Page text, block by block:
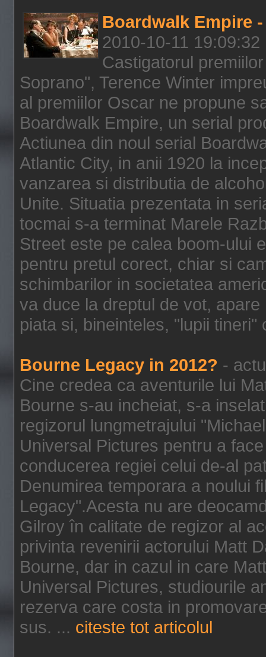
Boardwalk Empire
2010-10-11 19:09:32
Castigatorul
Soprano", Terence Winter
al premiilor Oscar ne propune
Boardwalk Empire, un serial
Actiunea din noul serial
Atlantic City, in anii 1920 la
vanzarea si distributia de
Unite. Situatia prezentata in
tocmai s-a terminat Marele
Street este pe calea boom-ului
pentru pretul corect, chiar si
schimbarilor in societatea
va duce la dreptul de vot,
piata si, bineinteles, "lupii
Bourne Legacy in 2012? -
Cine credea ca aventurile lui
Bourne s-au incheiat, s-a
regizorul lungmetrajului
Universal Pictures pentru a
conducerea regiei celui de-al
Denumirea temporara a noului
Legacy".Acesta nu are
Gilroy în calitate de regizor al
privinta revenirii actorului Matt
Bourne, dar in cazul in care
Universal Pictures, studiourile
rezerva care costa in
sus. ... citeste tot articolul